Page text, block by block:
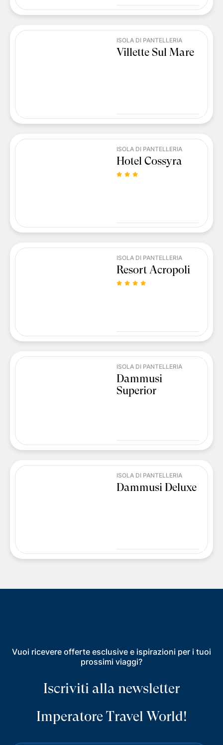
ISOLA DI PANTELLERIA
Villette Sul Mare
ISOLA DI PANTELLERIA
Hotel Cossyra
ISOLA DI PANTELLERIA
Resort Acropoli
ISOLA DI PANTELLERIA
Dammusi
Superior
ISOLA DI PANTELLERIA
Dammusi Deluxe
Vuoi ricevere offerte esclusive e ispirazioni per i tuoi
prossimi viaggi?
Iscriviti alla newsletter
Imperatore Travel World!